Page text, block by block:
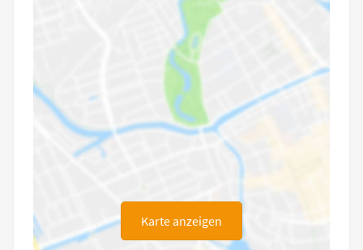
Karte anzeigen